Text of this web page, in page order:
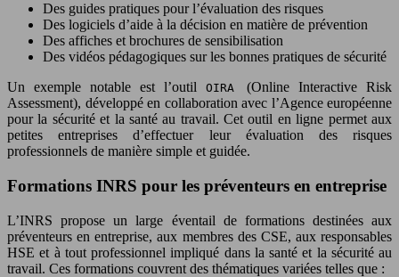
Des guides pratiques pour l’évaluation des risques
Des logiciels d’aide à la décision en matière de prévention
Des affiches et brochures de sensibilisation
Des vidéos pédagogiques sur les bonnes pratiques de sécurité
Un exemple notable est l’outil OIRA (Online Interactive Risk
Assessment), développé en collaboration avec l’Agence européenne
pour la sécurité et la santé au travail. Cet outil en ligne permet aux
petites entreprises d’effectuer leur évaluation des risques
professionnels de manière simple et guidée.
Formations INRS pour les préventeurs en entreprise
L’INRS propose un large éventail de formations destinées aux
préventeurs en entreprise, aux membres des CSE, aux responsables
HSE et à tout professionnel impliqué dans la santé et la sécurité au
travail. Ces formations couvrent des thématiques variées telles que :